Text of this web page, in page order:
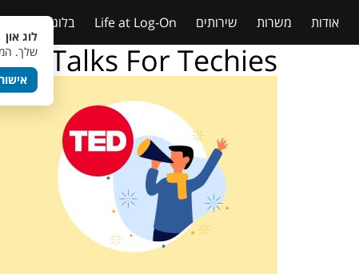
אודות משרות שירותים Life at Log-On בלוג
Talks For Techies
לוג
שלך.
אישור